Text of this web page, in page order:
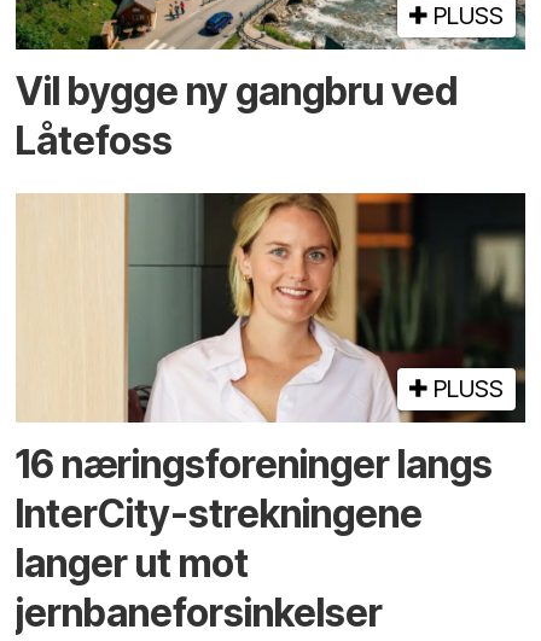
PLUSS
Vil bygge ny gangbru ved
Låtefoss
PLUSS
16 næringsforeninger langs
InterCity-strekningene
langer ut mot
jernbaneforsinkelser